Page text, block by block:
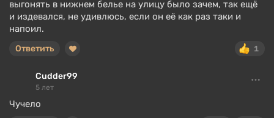
выгонять в нижнем белье на улицу было зачем, так ещё
и издевался, не удивлюсь, если он её как раз таки и
напоил.
1
Ответить
Cudder99
5 лет
Чучело